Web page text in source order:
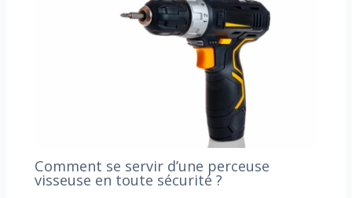
Comment se servir d’une perceuse
visseuse en toute sécurité ?